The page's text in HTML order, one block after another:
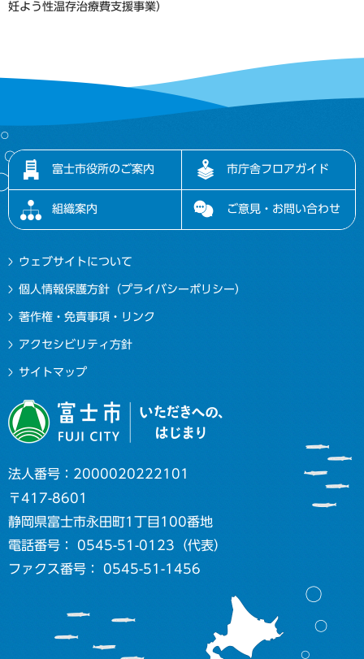
妊よう性温存治療費支援事業）
富士市役所のご案内 市庁舎フロアガイド
組織案内 ご意見・お問い合わせ
ウェブサイトについて
個人情報保護方針（プライバシーポリシー）
著作権・免責事項・リンク
アクセシビリティ方針
サイトマップ
法人番号：2000020222101
〒417-8601
静岡県富士市永田町1丁目100番地
電話番号： 0545-51-0123（代表）
ファクス番号： 0545-51-1456